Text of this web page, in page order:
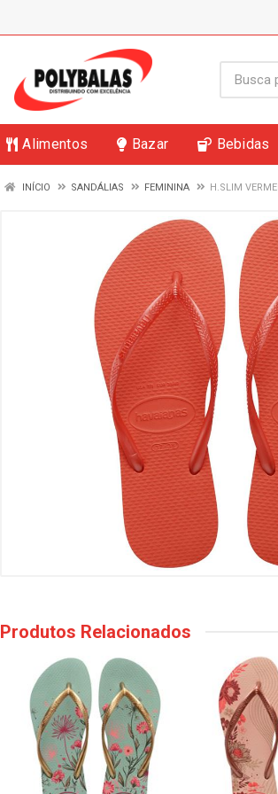
Alimentos Bazar Bebidas
INÍCIO SANDÁLIAS FEMININA H.SLIM
Produtos Relacionados